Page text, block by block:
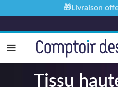
Tissu
🎁Livraison